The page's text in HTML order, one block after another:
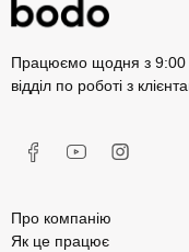
Працюємо щодня з 9:00
відділ по роботі з
Про компанію
Як це працює